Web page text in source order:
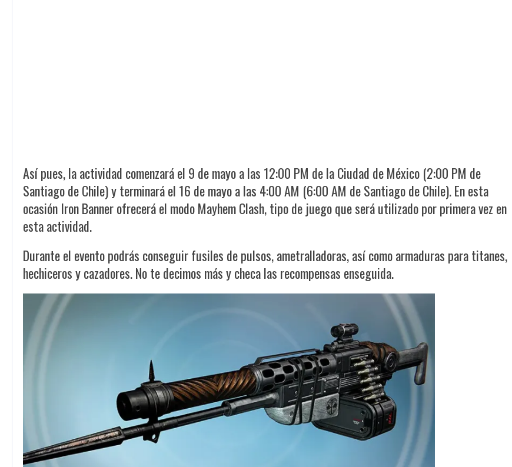
Así pues, la actividad comenzará el 9 de mayo a las 12:00 PM de la Ciudad de México (2:00 PM de
Santiago de Chile) y terminará el 16 de mayo a las 4:00 AM (6:00 AM de Santiago de Chile). En esta
ocasión Iron Banner ofrecerá el modo Mayhem Clash, tipo de juego que será utilizado por primera vez en
esta actividad.
Durante el evento podrás conseguir fusiles de pulsos, ametralladoras, así como armaduras para titanes,
hechiceros y cazadores. No te decimos más y checa las recompensas enseguida.